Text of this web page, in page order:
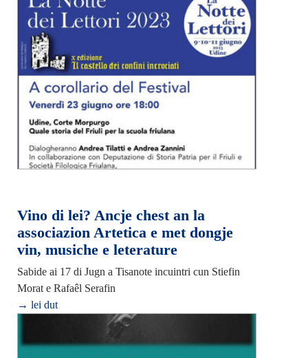
Vino di lei? Ancje chest an la
associazion Artetica e met dongje
vin, musiche e leterature
Sabide ai 17 di Jugn a Tisanote incuintri cun Stiefin
Morat e Rafaêl Serafin
→ lei dut